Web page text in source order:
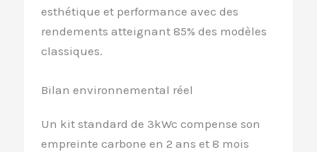
esthétique et performance avec des
rendements atteignant 85% des modèles
classiques.
Bilan environnemental réel
Un kit standard de 3kWc compense son
empreinte carbone en 2 ans et 8 mois